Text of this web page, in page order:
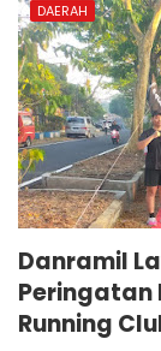
DAERAH
Danramil
Peringatan
Running